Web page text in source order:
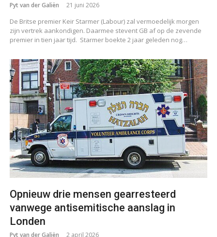
Pyt van der Galiën 21 juni 2026
De Britse premier Keir Starmer (Labour) zal vermoedelijk morgen
zijn vertrek aankondigen. Daarmee stevent GB af op de zevende
premier in tien jaar tijd. Starmer boekte 2 jaar geleden nog…
Opnieuw drie mensen gearresteerd
vanwege antisemitische aanslag in
Londen
Pyt van der Galiën 2 april 2026